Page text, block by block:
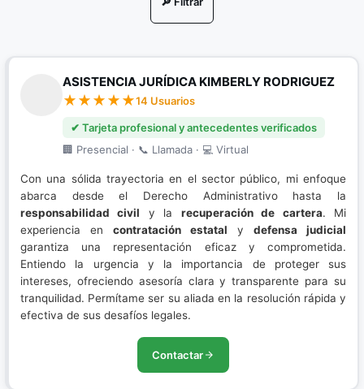
Porte Ilegal de Armas
Restitución de Tierras
Sistema Penal Acusatorio
ASISTENCIA JURÍDICA KIMBERLY RODRIGUEZ
14 Usuarios
✔ Tarjeta profesional y antecedentes verificados
🏢 Presencial · 📞 Llamada · 💻 Virtual
Con una sólida trayectoria en el sector público, mi enfoque
abarca desde el Derecho Administrativo hasta la
responsabilidad civil y la recuperación de cartera. Mi
experiencia en contratación estatal y defensa judicial
garantiza una representación eficaz y comprometida.
Entiendo la urgencia y la importancia de proteger sus
intereses, ofreciendo asesoría clara y transparente para su
tranquilidad. Permítame ser su aliada en la resolución rápida y
efectiva de sus desafíos legales.
Contactar